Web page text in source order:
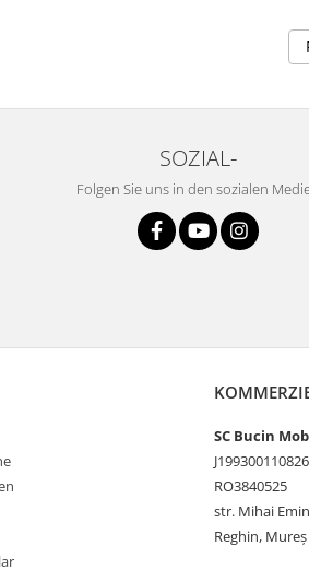
SOZIAL-
Folgen Sie uns in den sozialen
SC Bucin
RO3840525
str. Mihai
Reghin, Mureș